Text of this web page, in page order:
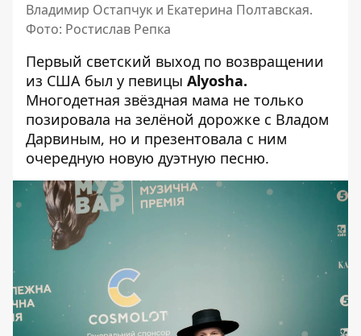
Владимир Остапчук и Екатерина Полтавская.
Фото: Ростислав Репка
Первый светский выход по возвращении
из США был у певицы Alyosha.
Многодетная звёздная мама не только
позировала на зелёной дорожке с Владом
Дарвиным, но и презентовала с ним
очередную новую дуэтную песню.